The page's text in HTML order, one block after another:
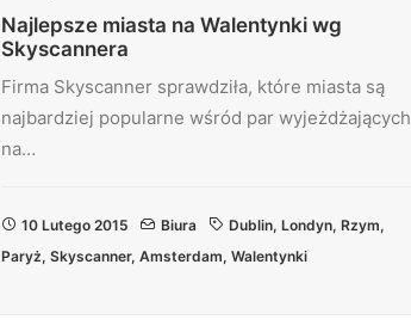
Najlepsze miasta na Walentynki wg
Skyscannera
Firma Skyscanner sprawdziła, które miasta są
najbardziej popularne wśród par wyjeżdżających
na…
10 Lutego 2015 Biura Dublin, Londyn, Rzym,
Paryż, Skyscanner, Amsterdam, Walentynki